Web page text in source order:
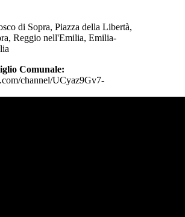
di Sopra, Piazza della Libertà,
Reggio nell'Emilia, Emilia-
Comunale:
channel/UCyaz9Gv7-